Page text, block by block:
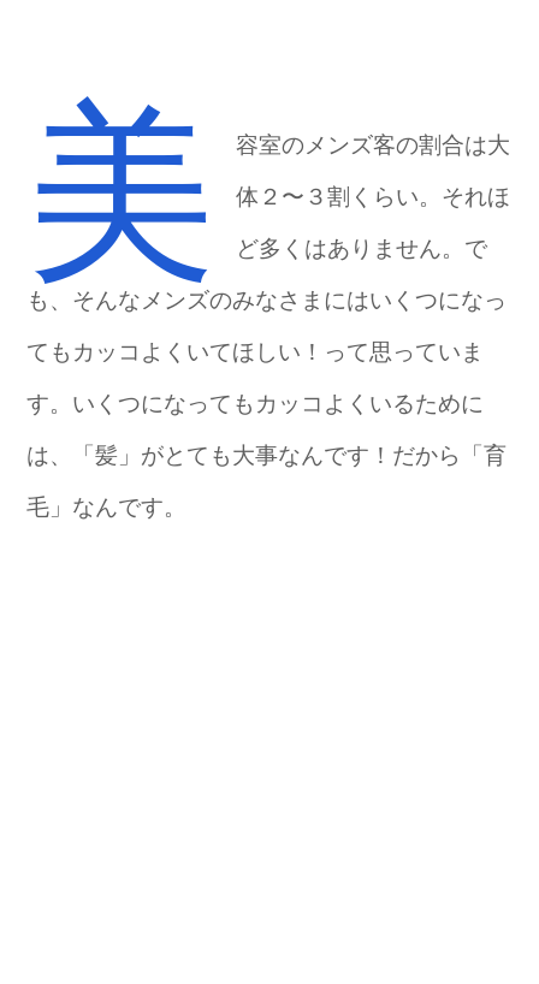
美 容室のメンズ客の割合は大
体２〜３割くらい。それほ
ど多くはありません。で
も、そんなメンズのみなさまにはいくつになっ
てもカッコよくいてほしい！って思っていま
す。いくつになってもカッコよくいるために
は、「髪」がとても大事なんです！だから「育
毛」なんです。